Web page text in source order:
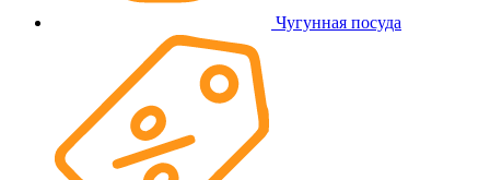
Чугунная посуда